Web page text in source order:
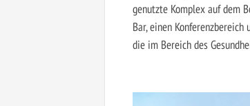
genutzte Komplex auf dem
Bar, einen
die im Bereich des